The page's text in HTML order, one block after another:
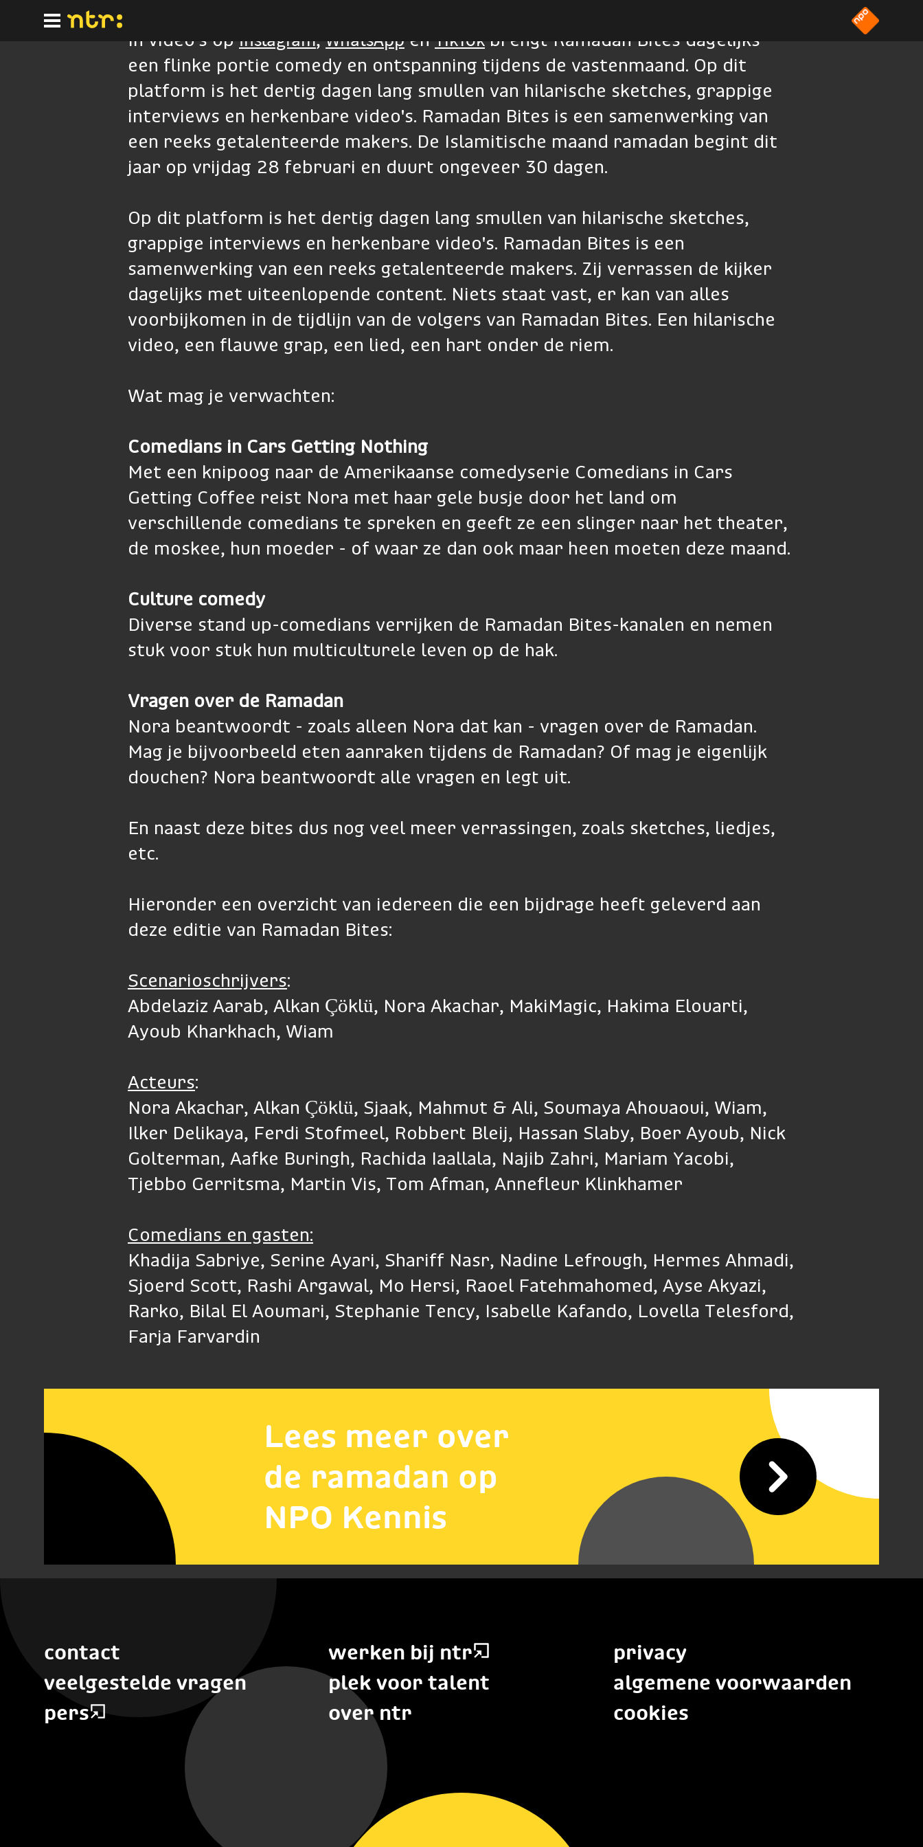
hoofdinhoud
In video's op Instagram, WhatsApp en TikTok brengt Ramadan Bites dagelijks
een flinke portie comedy en ontspanning tijdens de vastenmaand. Op dit
platform is het dertig dagen lang smullen van hilarische sketches, grappige
interviews en herkenbare video's. Ramadan Bites is een samenwerking van
een reeks getalenteerde makers. De Islamitische maand ramadan begint dit
jaar op vrijdag 28 februari en duurt ongeveer 30 dagen.
Op dit platform is het dertig dagen lang smullen van hilarische sketches,
grappige interviews en herkenbare video's. Ramadan Bites is een
samenwerking van een reeks getalenteerde makers. Zij verrassen de kijker
dagelijks met uiteenlopende content. Niets staat vast, er kan van alles
voorbijkomen in de tijdlijn van de volgers van Ramadan Bites. Een hilarische
video, een flauwe grap, een lied, een hart onder de riem.
Wat mag je verwachten:
Comedians in Cars Getting Nothing
Met een knipoog naar de Amerikaanse comedyserie Comedians in Cars
Getting Coffee reist Nora met haar gele busje door het land om
verschillende comedians te spreken en geeft ze een slinger naar het theater,
de moskee, hun moeder - of waar ze dan ook maar heen moeten deze maand.
Culture comedy
Diverse stand up-comedians verrijken de Ramadan Bites-kanalen en nemen
stuk voor stuk hun multiculturele leven op de hak.
Vragen over de Ramadan
Nora beantwoordt - zoals alleen Nora dat kan - vragen over de Ramadan.
Mag je bijvoorbeeld eten aanraken tijdens de Ramadan? Of mag je eigenlijk
douchen? Nora beantwoordt alle vragen en legt uit.
En naast deze bites dus nog veel meer verrassingen, zoals sketches, liedjes,
etc.
Hieronder een overzicht van iedereen die een bijdrage heeft geleverd aan
deze editie van Ramadan Bites:
Scenarioschrijvers:
Abdelaziz Aarab, Alkan Çöklü, Nora Akachar, MakiMagic, Hakima Elouarti,
Ayoub Kharkhach, Wiam
Acteurs:
Nora Akachar, Alkan Çöklü, Sjaak, Mahmut & Ali, Soumaya Ahouaoui, Wiam,
Ilker Delikaya, Ferdi Stofmeel, Robbert Bleij, Hassan Slaby, Boer Ayoub, Nick
Golterman, Aafke Buringh, Rachida Iaallala, Najib Zahri, Mariam Yacobi,
Tjebbo Gerritsma, Martin Vis, Tom Afman, Annefleur Klinkhamer
Comedians en gasten:
Khadija Sabriye, Serine Ayari, Shariff Nasr, Nadine Lefrough, Hermes Ahmadi,
Sjoerd Scott, Rashi Argawal, Mo Hersi, Raoel Fatehmahomed, Ayse Akyazi,
Rarko, Bilal El Aoumari, Stephanie Tency, Isabelle Kafando, Lovella Telesford,
Farja Farvardin
Lees meer over
de ramadan op
NPO Kennis
contact
veelgestelde vragen
pers
werken bij ntr
plek voor talent
over ntr
privacy
algemene voorwaarden
cookies